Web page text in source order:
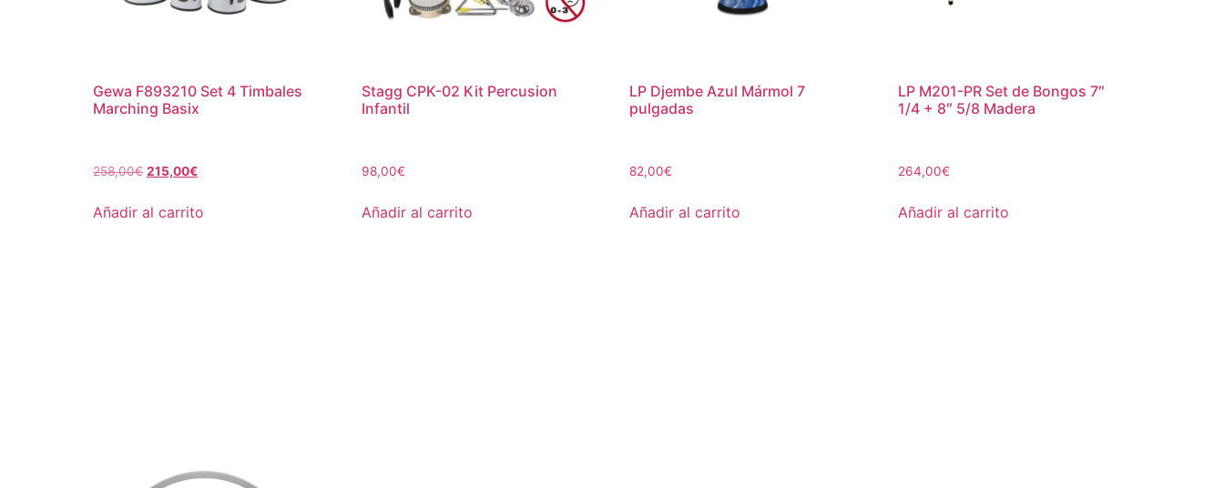
Gewa F893210 Set 4 Timbales
Marching Basix
258,00€ 215,00€
Añadir al carrito
Stagg CPK-02 Kit Percusion
Infantil
98,00€
Añadir al carrito
LP Djembe Azul Mármol 7
pulgadas
82,00€
Añadir al carrito
LP M201-PR Set de Bongos 7″
1/4 + 8″ 5/8 Madera
264,00€
Añadir al carrito